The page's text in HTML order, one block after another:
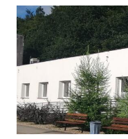
Δωρεάν
Τιμή
0 - 100 EUR
100 - 200 EUR